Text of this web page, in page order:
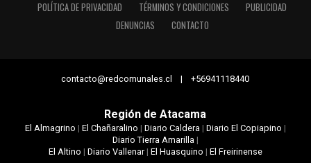
POLÍTICA DE PRIVACIDAD
TÉRMINOS Y CONDICIONES
PUBLICIDAD
DENUNCIAS
CONTACTO
contacto@redcomunales.cl | +56941118440
Región de Atacama
El Almagrino | El Chañaralino | Diario Caldera| Diario El Copiapino |
Diario Tierra Amarilla|
El Altino | Diario Vallenar| El Huasquino | El Freirinense